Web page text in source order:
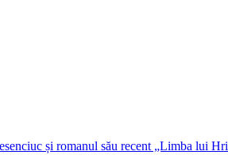
și romanul său recent „Limba lui